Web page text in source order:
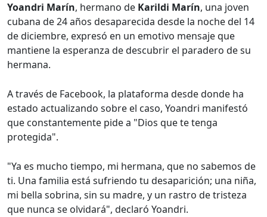
Yoandri Marín, hermano de Karildi Marín, una joven
cubana de 24 años desaparecida desde la noche del 14
de diciembre, expresó en un emotivo mensaje que
mantiene la esperanza de descubrir el paradero de su
hermana.
A través de Facebook, la plataforma desde donde ha
estado actualizando sobre el caso, Yoandri manifestó
que constantemente pide a "Dios que te tenga
protegida".
"Ya es mucho tiempo, mi hermana, que no sabemos de
ti. Una familia está sufriendo tu desaparición; una niña,
mi bella sobrina, sin su madre, y un rastro de tristeza
que nunca se olvidará", declaró Yoandri.